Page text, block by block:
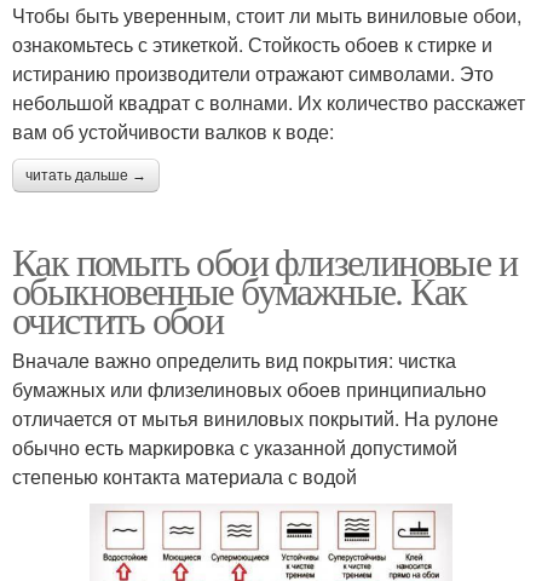
Чтобы быть уверенным, стоит ли мыть виниловые обои,
ознакомьтесь с этикеткой. Стойкость обоев к стирке и
истиранию производители отражают символами. Это
небольшой квадрат с волнами. Их количество расскажет
вам об устойчивости валков к воде:
читать дальше →
Как помыть обои флизелиновые и
обыкновенные бумажные. Как
очистить обои
Вначале важно определить вид покрытия: чистка
бумажных или флизелиновых обоев принципиально
отличается от мытья виниловых покрытий. На рулоне
обычно есть маркировка с указанной допустимой
степенью контакта материала с водой